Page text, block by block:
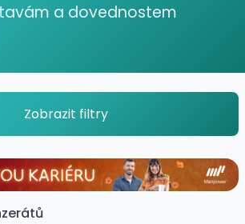
a dovednostem
Zobrazit filtry